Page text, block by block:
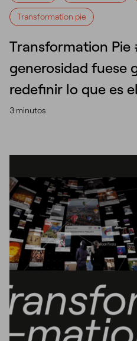
Transformation pie
Transformation Pie
generosidad fuese
redefinir lo que es
3 minutos